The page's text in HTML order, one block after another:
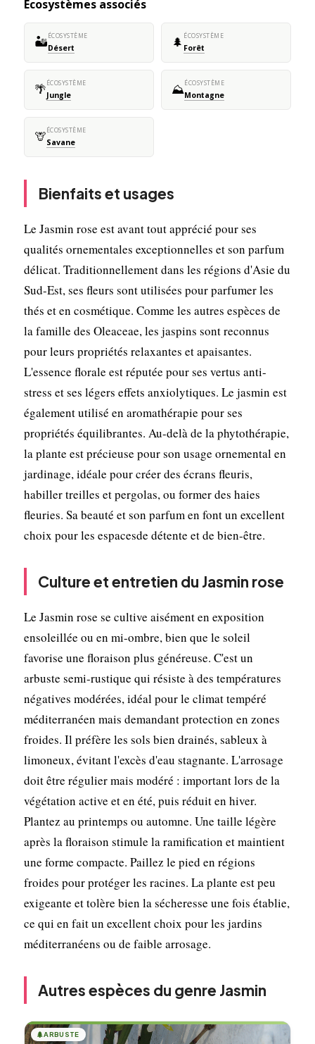
Écosystèmes associés
🏜️ÉCOSYSTÈME
Désert 🌲 ÉCOSYSTÈME
Forêt
🌴ÉCOSYSTÈME
Jungle ⛰️ÉCOSYSTÈME
Montagne
🦒ÉCOSYSTÈME
Savane
Bienfaits et usages
Le Jasmin rose est avant tout apprécié pour ses
qualités ornementales exceptionnelles et son parfum
délicat. Traditionnellement dans les régions d'Asie du
Sud-Est, ses fleurs sont utilisées pour parfumer les
thés et en cosmétique. Comme les autres espèces de
la famille des Oleaceae, les jaspins sont reconnus
pour leurs propriétés relaxantes et apaisantes.
L'essence florale est réputée pour ses vertus anti-
stress et ses légers effets anxiolytiques. Le jasmin est
également utilisé en aromathérapie pour ses
propriétés équilibrantes. Au-delà de la phytothérapie,
la plante est précieuse pour son usage ornemental en
jardinage, idéale pour créer des écrans fleuris,
habiller treilles et pergolas, ou former des haies
fleuries. Sa beauté et son parfum en font un excellent
choix pour les espacesde détente et de bien-être.
Culture et entretien du Jasmin rose
Le Jasmin rose se cultive aisément en exposition
ensoleillée ou en mi-ombre, bien que le soleil
favorise une floraison plus généreuse. C'est un
arbuste semi-rustique qui résiste à des températures
négatives modérées, idéal pour le climat tempéré
méditerranéen mais demandant protection en zones
froides. Il préfère les sols bien drainés, sableux à
limoneux, évitant l'excès d'eau stagnante. L'arrosage
doit être régulier mais modéré : important lors de la
végétation active et en été, puis réduit en hiver.
Plantez au printemps ou automne. Une taille légère
après la floraison stimule la ramification et maintient
une forme compacte. Paillez le pied en régions
froides pour protéger les racines. La plante est peu
exigeante et tolère bien la sécheresse une fois établie,
ce qui en fait un excellent choix pour les jardins
méditerranéens ou de faible arrosage.
Autres espèces du genre Jasmin
🌲ARBUSTE